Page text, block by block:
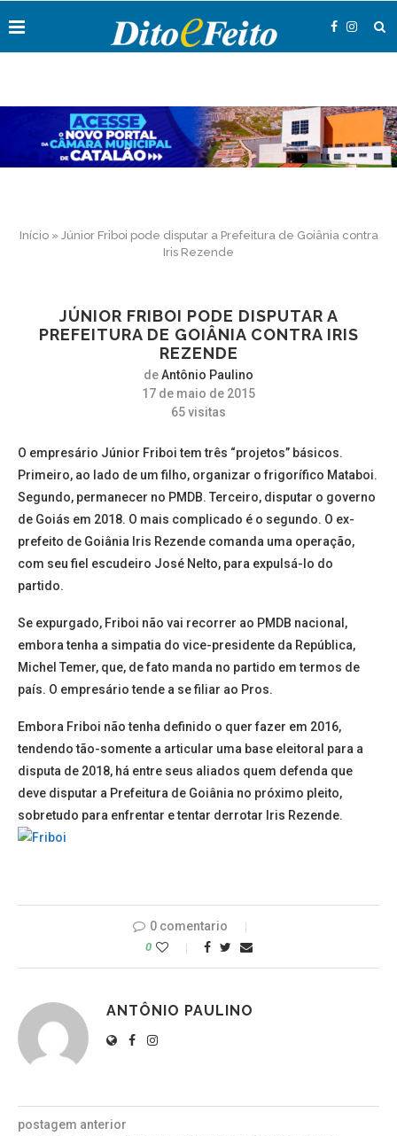
Início» Júnior Friboi pode disputar a Prefeitura de Goiânia contra
Iris Rezende
JÚNIOR FRIBOI PODE DISPUTAR A
PREFEITURA DE GOIÂNIA CONTRA IRIS
REZENDE
deAntônio Paulino
17 de maio de 2015
65visitas
O empresário Júnior Friboi tem três “projetos” básicos.
Primeiro, ao lado de um filho, organizar o frigorífico Mataboi.
Segundo, permanecer no PMDB. Terceiro, disputar o governo
de Goiás em 2018. O mais complicado é o segundo. O ex-
prefeito de Goiânia Iris Rezende comanda uma operação,
com seu fiel escudeiro José Nelto, para expulsá-lo do
partido.
Se expurgado, Friboi não vai recorrer ao PMDB nacional,
embora tenha a simpatia do vice-presidente da República,
Michel Temer, que, de fato manda no partido em termos de
país. O empresário tende a se filiar ao Pros.
Embora Friboi não tenha definido o quer fazer em 2016,
tendendo tão-somente a articular uma base eleitoral para a
disputa de 2018, há entre seus aliados quem defenda que
deve disputar a Prefeitura de Goiânia no próximo pleito,
sobretudo para enfrentar e tentar derrotar Iris Rezende.
0 comentario
0
ANTÔNIO PAULINO
postagem anterior